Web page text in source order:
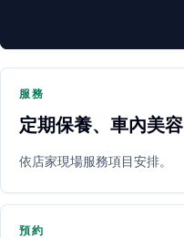
PARTNER SHOP
服務
定期保養、車內美容
依店家現場服務項目安排。
預約